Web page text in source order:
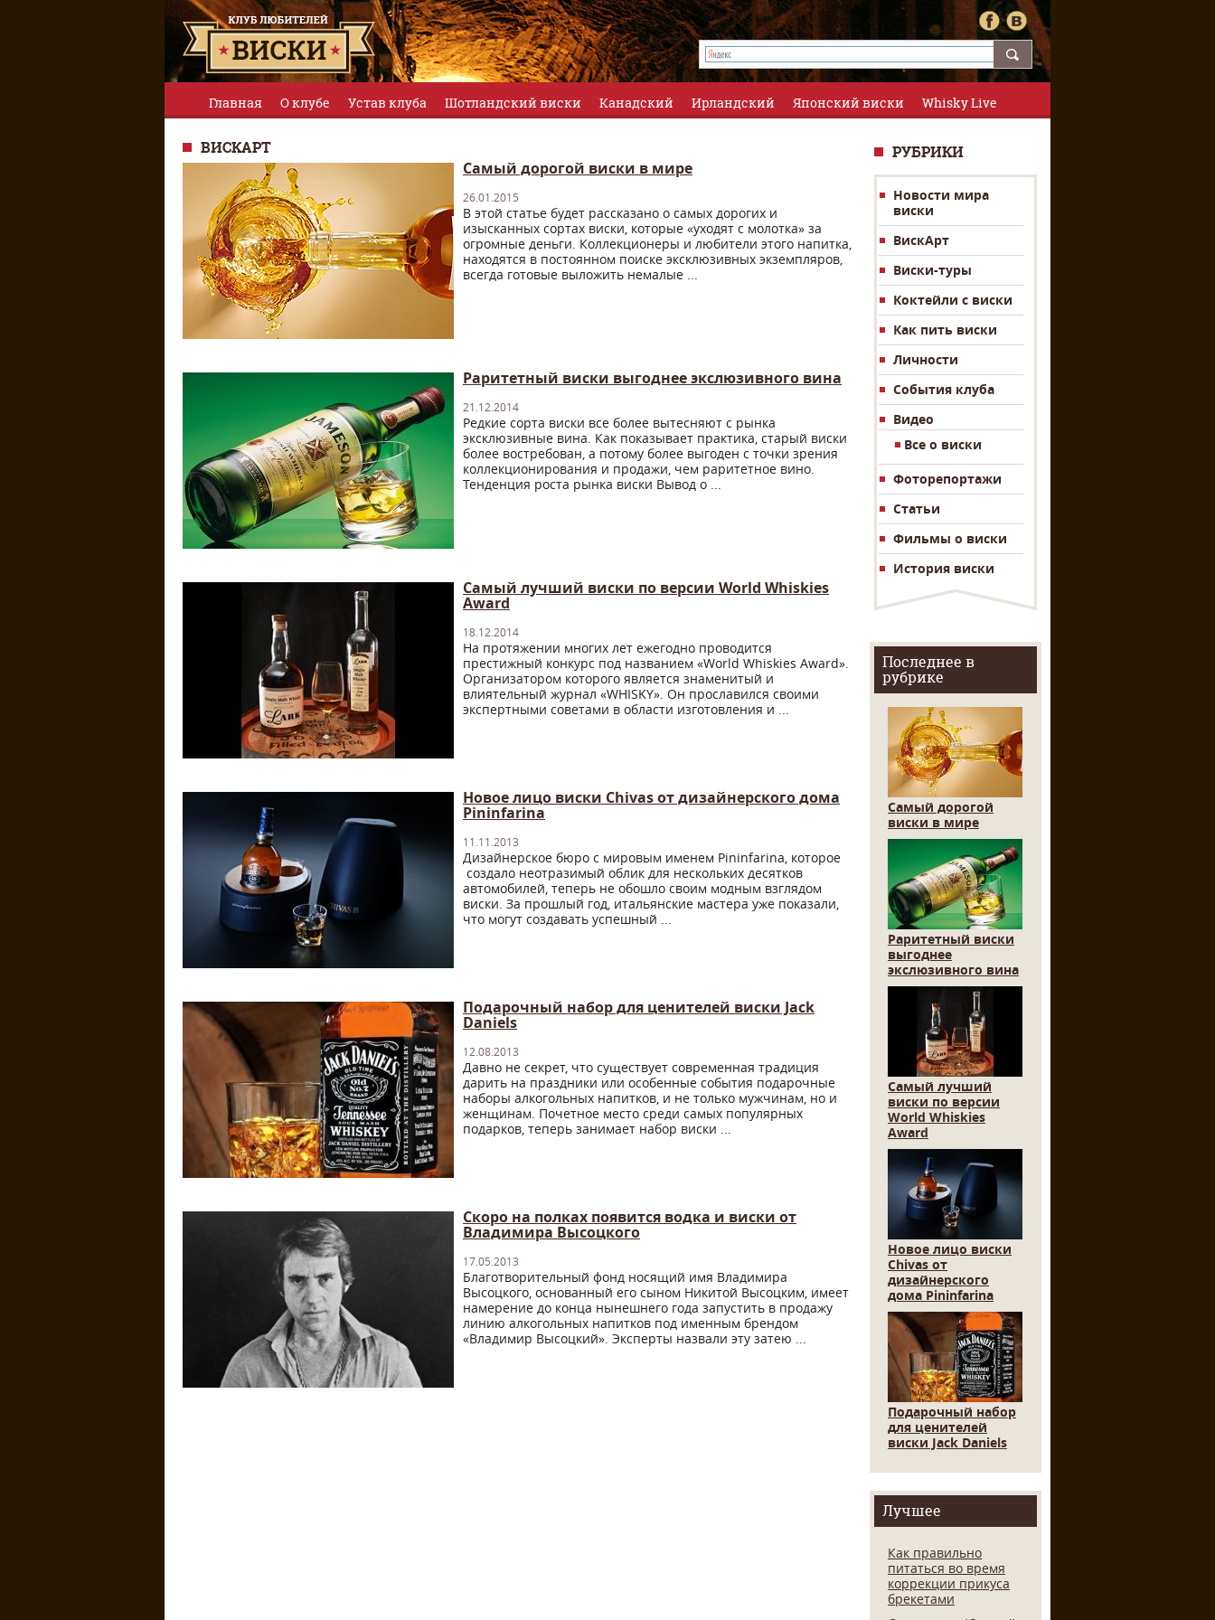
Главная О клубе Устав клуба Шотландский виски Канадский Ирландский Японский виски Whisky Live
ВИСКАРТ
Самый дорогой виски в мире
26.01.2015
В этой статье будет рассказано о самых дорогих и
изысканных сортах виски, которые «уходят с молотка» за
огромные деньги. Коллекционеры и любители этого напитка,
находятся в постоянном поиске эксклюзивных экземпляров,
всегда готовые выложить немалые ...
Раритетный виски выгоднее экслюзивного вина
21.12.2014
Редкие сорта виски все более вытесняют с рынка
эксклюзивные вина. Как показывает практика, старый виски
более востребован, а потому более выгоден с точки зрения
коллекционирования и продажи, чем раритетное вино.
Тенденция роста рынка виски Вывод о ...
Самый лучший виски по версии World Whiskies
Award
18.12.2014
На протяжении многих лет ежегодно проводится
престижный конкурс под названием «World Whiskies Award».
Организатором которого является знаменитый и
влиятельный журнал «WHISKY». Он прославился своими
экспертными советами в области изготовления и ...
Новое лицо виски Chivas от дизайнерского дома
Pininfarina
11.11.2013
Дизайнерское бюро с мировым именем Pininfarina, которое
создало неотразимый облик для нескольких десятков
автомобилей, теперь не обошло своим модным взглядом
виски. За прошлый год, итальянские мастера уже показали,
что могут создавать успешный ...
Подарочный набор для ценителей виски Jack
Daniels
12.08.2013
Давно не секрет, что существует современная традиция
дарить на праздники или особенные события подарочные
наборы алкогольных напитков, и не только мужчинам, но и
женщинам. Почетное место среди самых популярных
подарков, теперь занимает набор виски ...
Скоро на полках появится водка и виски от
Владимира Высоцкого
17.05.2013
Благотворительный фонд носящий имя Владимира
Высоцкого, основанный его сыном Никитой Высоцким, имеет
намерение до конца нынешнего года запустить в продажу
линию алкогольных напитков под именным брендом
«Владимир Высоцкий». Эксперты назвали эту затею ...
РУБРИКИ
Новости мира
виски
ВискАрт
Виски-туры
Коктейли с виски
Как пить виски
Личности
События клуба
Видео
Все о виски
Фоторепортажи
Статьи
Фильмы о виски
История виски
Последнее в
рубрике
Самый дорогой
виски в мире
Раритетный виски
выгоднее
экслюзивного вина
Самый лучший
виски по версии
World Whiskies
Award
Новое лицо виски
Chivas от
дизайнерского
дома Pininfarina
Подарочный набор
для ценителей
виски Jack Daniels
Лучшее
Как правильно
питаться во время
коррекции прикуса
брекетами